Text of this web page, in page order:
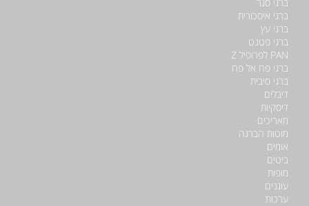
ברגי איסכורית
ברגי עץ
ברגי פטנט
PAN לפרופיל Z
ברגי פח אל פח
ברגי סיבית
דיבלים
דיסקיות
מאריכים
מוטות הברגה
אומים
ביטים
מופות
עוגנים
ערכות